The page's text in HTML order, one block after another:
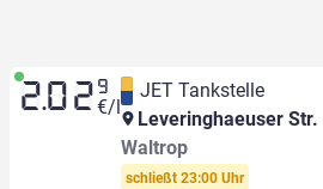
2.02 9
€/l
JET Tankstelle
Leveringhaeuser Str.
Waltrop
schließt 23:00 Uhr